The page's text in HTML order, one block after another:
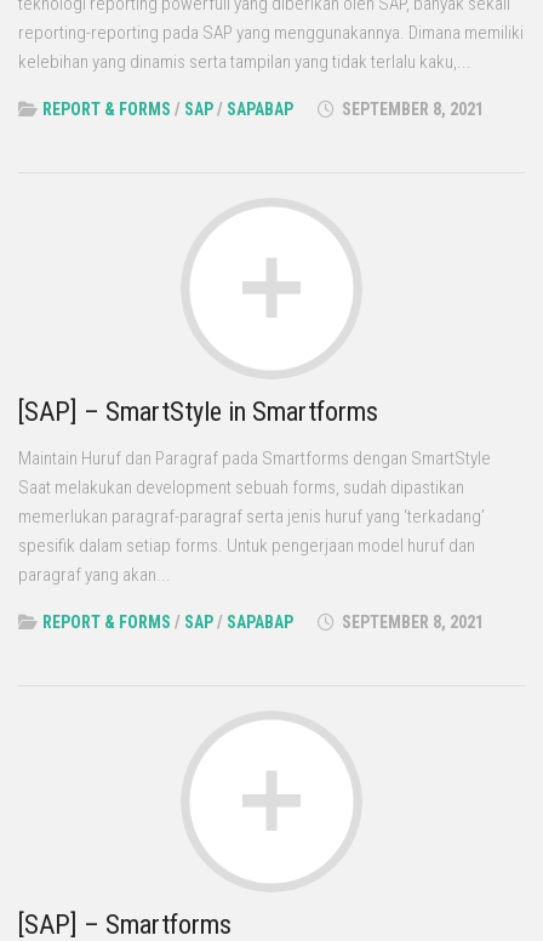
reporting-reporting pada SAP yang menggunakannya. Dimana memiliki
kelebihan yang dinamis serta tampilan yang tidak terlalu kaku,...
REPORT & FORMS / SAP/ SAPABAP SEPTEMBER 8, 2021
[SAP] – SmartStyle in Smartforms
Maintain Huruf dan Paragraf pada Smartforms dengan SmartStyle
Saat melakukan development sebuah forms, sudah dipastikan
memerlukan paragraf-paragraf serta jenis huruf yang ‘terkadang’
spesifik dalam setiap forms. Untuk pengerjaan model huruf dan
paragraf yang akan...
REPORT & FORMS / SAP/ SAPABAP SEPTEMBER 8, 2021
[SAP] – Smartforms